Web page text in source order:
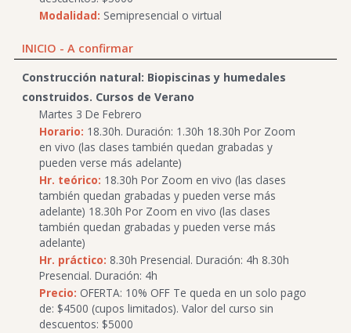
Modalidad: Semipresencial o virtual
INICIO - A confirmar
Construcción natural: Biopiscinas y humedales
construidos. Cursos de Verano
Martes 3 De Febrero
Horario: 18.30h. Duración: 1.30h 18.30h Por Zoom
en vivo (las clases también quedan grabadas y
pueden verse más adelante)
Hr. teórico: 18.30h Por Zoom en vivo (las clases
también quedan grabadas y pueden verse más
adelante) 18.30h Por Zoom en vivo (las clases
también quedan grabadas y pueden verse más
adelante)
Hr. práctico: 8.30h Presencial. Duración: 4h 8.30h
Presencial. Duración: 4h
Precio: OFERTA: 10% OFF Te queda en un solo pago
de: $4500 (cupos limitados). Valor del curso sin
descuentos: $5000